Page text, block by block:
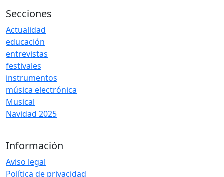
Secciones
Actualidad
educación
entrevistas
festivales
instrumentos
música electrónica
Musical
Navidad 2025
Información
Aviso legal
Política de privacidad